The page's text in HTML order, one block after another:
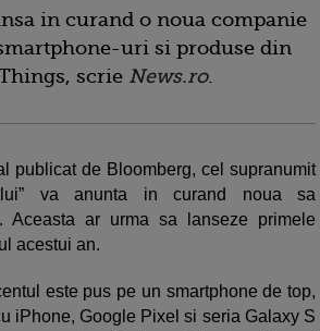
in curand o noua companie
uri si produse din
scrie News.ro.
publicat de Bloomberg, cel supranumit
ului” va anunta in curand noua sa
Aceasta ar urma sa lanseze primele
acestui an.
este pus pe un smartphone de top,
iPhone, Google Pixel si seria Galaxy S